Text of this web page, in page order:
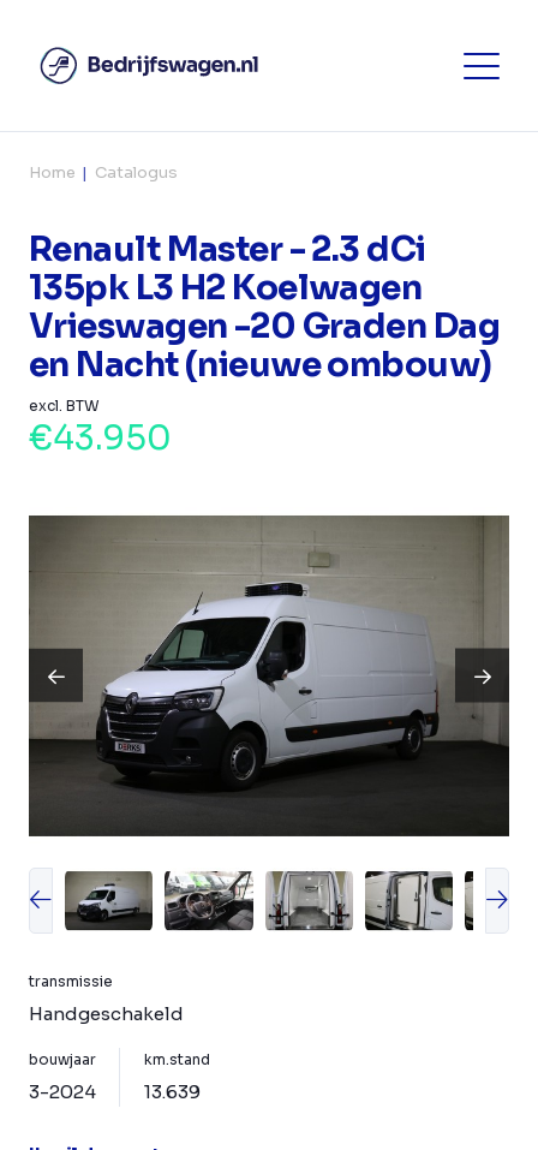
Home Catalogus
Renault Master - 2.3 dCi
135pk L3 H2 Koelwagen
Vrieswagen -20 Graden Dag
en Nacht (nieuwe ombouw)
excl. BTW
€43.950
transmissie
Handgeschakeld
bouwjaar
3-2024
km.stand
13.639